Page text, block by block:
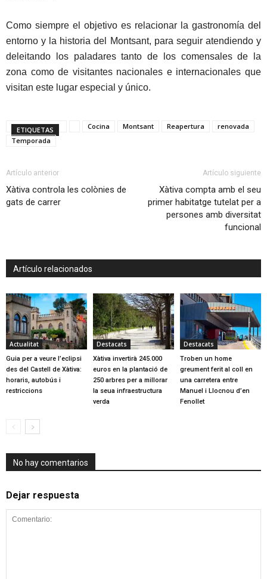
Como siempre el objetivo es relacionar la gastronomía del
entorno y la historia del Montsant, para seguir atendiendo y
deleitando los paladares tanto de los comensales de la
zona como de visitantes nacionales e internacionales que
visitan este lugar especial y único.
ETIQUETAS Cocina Montsant Reapertura
renovada
Temporada
Artículo anterior
Xàtiva controla les colònies de
gats de carrer
Artículo siguiente
Xàtiva compta amb el seu
primer habitatge tutelat per a
persones amb diversitat
funcional
Artículo relacionados
Actualitat
Guia per a veure l’eclipsi
des del Castell de Xàtiva:
horaris, autobús i
restriccions
Destacats
Xàtiva invertirà 245.000
euros en la plantació de
250 arbres per a millorar
la seua infraestructura
verda
Destacats
Troben un home
greument ferit al coll en
una carretera entre
Manuel i Llocnou d’en
Fenollet
No hay comentarios
Dejar respuesta